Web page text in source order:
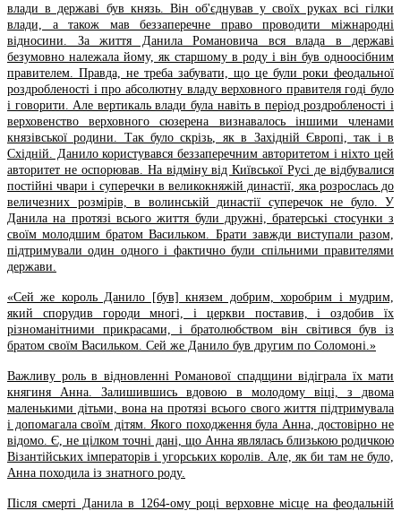
влади в державі був князь. Він об'єднував у своїх руках всі гілки
влади, а також мав беззаперечне право проводити міжнародні
відносини. За життя Данила Романовича вся влада в державі
безумовно належала йому, як старшому в роду і він був одноосібним
правителем. Правда, не треба забувати, що це були роки феодальної
роздробленості і про абсолютну владу верховного правителя годі було
і говорити. Але вертикаль влади була навіть в період роздробленості і
верховенство верховного сюзерена визнавалось іншими членами
князівської родини. Так було скрізь, як в Західній Європі, так і в
Східній. Данило користувався беззаперечним авторитетом і ніхто цей
авторитет не оспорював. На відміну від Київської Русі де відбувалися
постійні чвари і суперечки в великокняжій династії, яка розрослась до
величезних розмірів, в волинській династії суперечок не було. У
Данила на протязі всього життя були дружні, братерські стосунки з
своїм молодшим братом Васильком. Брати завжди виступали разом,
підтримували один одного і фактично були спільними правителями
держави.
«Сей же король Данило [був] князем добрим, хоробрим і мудрим,
який спорудив городи многі, і церкви поставив, і оздобив їх
різноманітними прикрасами, і братолюбством він світився був із
братом своїм Васильком. Сей же Данило був другим по Соломоні.»
Важливу роль в відновленні Романової спадщини відіграла їх мати
княгиня Анна. Залишившись вдовою в молодому віці, з двома
маленькими дітьми, вона на протязі всього свого життя підтримувала
і допомагала своїм дітям. Якого походження була Анна, достовірно не
відомо. Є, не цілком точні дані, що Анна являлась близькою родичкою
Візантійських імператорів і угорських королів. Але, як би там не було,
Анна походила із знатного роду.
Після смерті Данила в 1264-ому році верховне місце на феодальній